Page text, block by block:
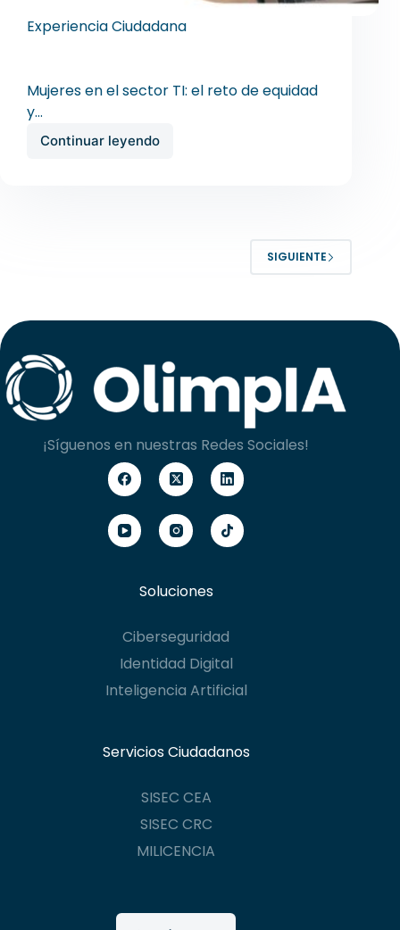
Experiencia Ciudadana
Mujeres en el sector TI: el reto de equidad
y…
Continuar leyendo
SIGUIENTE
¡Síguenos en nuestras Redes Sociales!
Soluciones
Ciberseguridad
Identidad Digital
Inteligencia Artificial
Servicios Ciudadanos
SISEC CEA
SISEC CRC
MILICENCIA